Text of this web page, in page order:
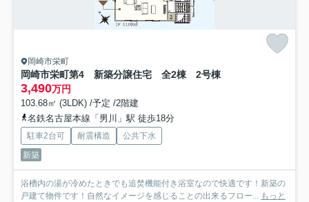
岡崎市栄町
岡崎市栄町第4 新築分譲住宅 全2棟 2号棟
3,490万円
103.68㎡ (3LDK) /予定 /2階建
名鉄名古屋本線「男川」駅 徒歩18分
駐車2台可 耐震構造
公共下水
新築
浴槽内の湯が冷めたときでも追焚機能付き浴室なので快適です！新築の
戸建て物件です！自然なイメージを感じることの出来るフロー... もっと